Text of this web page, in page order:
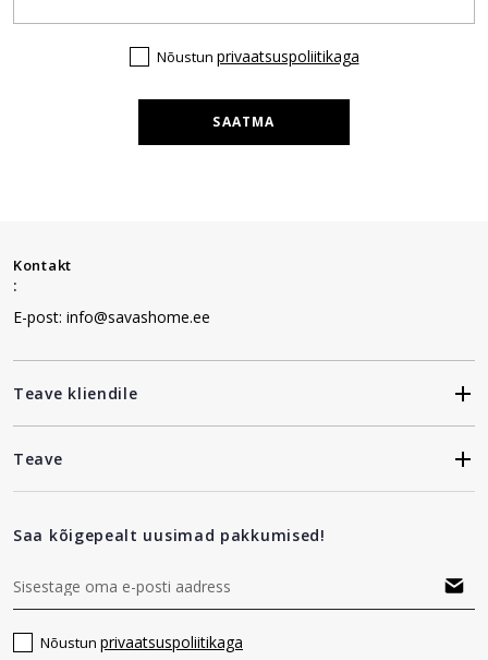
Nõustun privaatsuspoliitikaga
SAATMA
Kontakt
:
E-post: info@savashome.ee
Teave kliendile
Teave
Saa kõigepealt uusimad pakkumised!
Nõustun privaatsuspoliitikaga